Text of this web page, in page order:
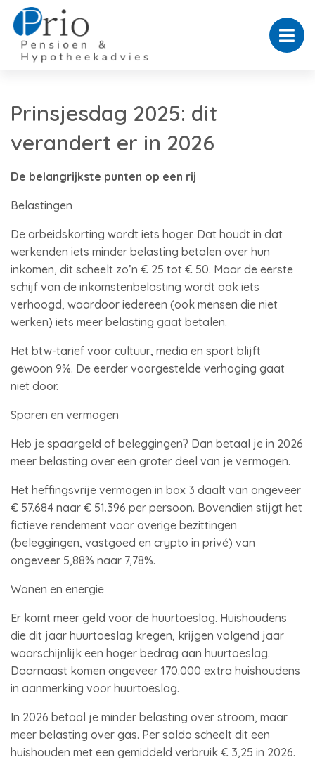
Prinsjesdag 2025: dit
verandert er in 2026
De belangrijkste punten op een rij
Belastingen
De arbeidskorting wordt iets hoger. Dat houdt in dat
werkenden iets minder belasting betalen over hun
inkomen, dit scheelt zo’n € 25 tot € 50. Maar de eerste
schijf van de inkomstenbelasting wordt ook iets
verhoogd, waardoor iedereen (ook mensen die niet
werken) iets meer belasting gaat betalen.
Het btw-tarief voor cultuur, media en sport blijft
gewoon 9%. De eerder voorgestelde verhoging gaat
niet door.
Sparen en vermogen
Heb je spaargeld of beleggingen? Dan betaal je in 2026
meer belasting over een groter deel van je vermogen.
Het heffingsvrije vermogen in box 3 daalt van ongeveer
€ 57.684 naar € 51.396 per persoon. Bovendien stijgt het
fictieve rendement voor overige bezittingen
(beleggingen, vastgoed en crypto in privé) van
ongeveer 5,88% naar 7,78%.
Wonen en energie
Er komt meer geld voor de huurtoeslag. Huishoudens
die dit jaar huurtoeslag kregen, krijgen volgend jaar
waarschijnlijk een hoger bedrag aan huurtoeslag.
Daarnaast komen ongeveer 170.000 extra huishoudens
in aanmerking voor huurtoeslag.
In 2026 betaal je minder belasting over stroom, maar
meer belasting over gas. Per saldo scheelt dit een
huishouden met een gemiddeld verbruik € 3,25 in 2026.